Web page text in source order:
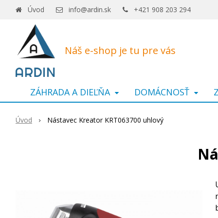
Náš e-shop je tu pre vás
Úvod info@ardin.sk +421 908 203 294
ZÁHRADA A DIEĽŇA DOMÁCNOSŤ
Úvod Nástavec Kreator KRT063700 uhlový